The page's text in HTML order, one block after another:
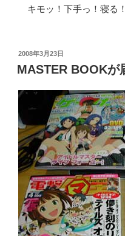
キモッ！下手っ！寝る！
投
稿
日:
2008年3月23日
MASTER BOOKが